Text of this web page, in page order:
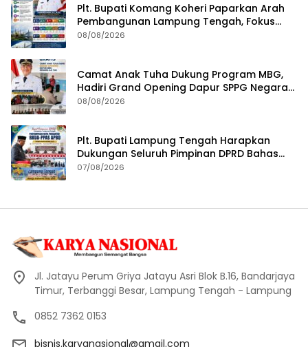
Plt. Bupati Komang Koheri Paparkan Arah
Pembangunan Lampung Tengah, Fokus
pada SDM, Ekonomi, Infrastruktur dan
08/08/2026
Camat Anak Tuha Dukung Program MBG,
Hadiri Grand Opening Dapur SPPG Negara
Aji Tua Lampung Tengah
08/08/2026
Plt. Bupati Lampung Tengah Harapkan
Dukungan Seluruh Pimpinan DPRD Bahas
RKUA-PPAS APBD Tahun 2027
07/08/2026
Jl. Jatayu Perum Griya Jatayu Asri Blok B.16, Bandarjaya
Timur, Terbanggi Besar, Lampung Tengah - Lampung
0852 7362 0153
bisnis.karyanasional@gmail.com